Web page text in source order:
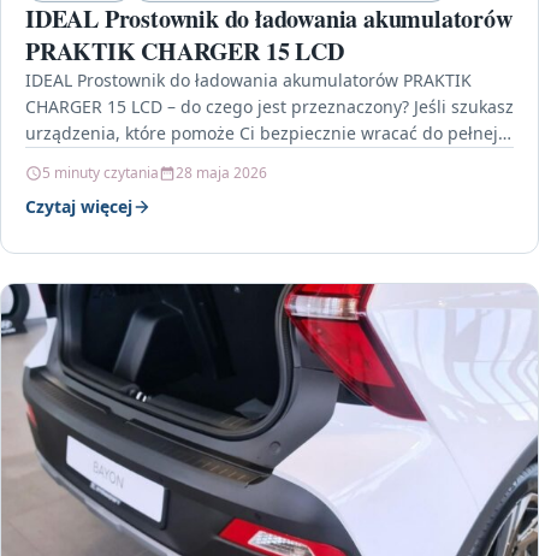
IDEAL Prostownik do ładowania akumulatorów
PRAKTIK CHARGER 15 LCD
IDEAL Prostownik do ładowania akumulatorów PRAKTIK
CHARGER 15 LCD – do czego jest przeznaczony? Jeśli szukasz
urządzenia, które pomoże Ci bezpiecznie wracać do pełnej…
5 minuty czytania 28 maja 2026
Czytaj więcej